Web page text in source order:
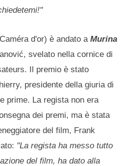
d'or) è andato aMurina
svelato nella cornice di
Il premio è stato
presidente della giuria di
prime. La regista non era
dei premi, ma è stata
del film, Frank
"La regista ha messo tutto
del film, ha dato alla